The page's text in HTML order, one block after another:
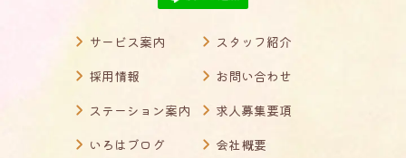
サービス案内
スタッフ紹介
採用情報
お問い合わせ
ステーション案内
求人募集要項
いろはブログ
会社概要